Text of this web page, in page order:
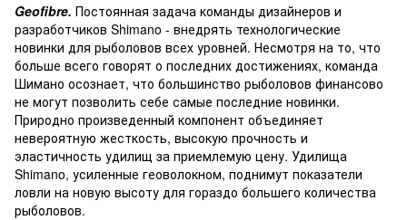
Geofibre. Постоянная задача команды дизайнеров и
разработчиков Shimano - внедрять технологические
новинки для рыболовов всех уровней. Несмотря на то, что
больше всего говорят о последних достижениях, команда
Шимано осознает, что большинство рыболовов финансово
не могут позволить себе самые последние новинки.
Природно произведенный компонент объединяет
невероятную жесткость, высокую прочность и
эластичность удилищ за приемлемую цену. Удилища
Shimano, усиленные геоволокном, поднимут показатели
ловли на новую высоту для гораздо большего количества
рыболовов.